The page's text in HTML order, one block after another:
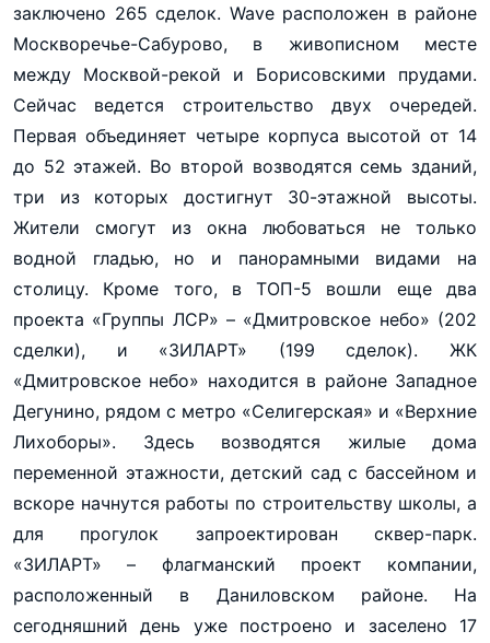
заключено 265 сделок. Wave расположен в районе
Москворечье-Сабурово, в живописном месте
между Москвой-рекой и Борисовскими прудами.
Сейчас ведется строительство двух очередей.
Первая объединяет четыре корпуса высотой от 14
до 52 этажей. Во второй возводятся семь зданий,
три из которых достигнут 30-этажной высоты.
Жители смогут из окна любоваться не только
водной гладью, но и панорамными видами на
столицу. Кроме того, в ТОП-5 вошли еще два
проекта «Группы ЛСР» – «Дмитровское небо» (202
сделки), и «ЗИЛАРТ» (199 сделок). ЖК
«Дмитровское небо» находится в районе Западное
Дегунино, рядом с метро «Селигерская» и «Верхние
Лихоборы». Здесь возводятся жилые дома
переменной этажности, детский сад с бассейном и
вскоре начнутся работы по строительству школы, а
для прогулок запроектирован сквер-парк.
«ЗИЛАРТ» – флагманский проект компании,
расположенный в Даниловском районе. На
сегодняшний день уже построено и заселено 17